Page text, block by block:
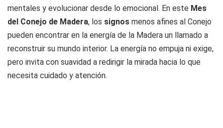
mentales y evolucionar desde lo emocional. En este Mes
del Conejo de Madera, los signos menos afines al Conejo
pueden encontrar en la energía de la Madera un llamado a
reconstruir su mundo interior. La energía no empuja ni exige,
pero invita con suavidad a redirigir la mirada hacia lo que
necesita cuidado y atención.